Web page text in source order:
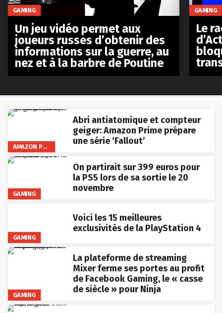
AMAZON PRIME VIDEO
Abri antiatomique et compteur
geiger: Amazon Prime prépare
une série ‘Fallout’
GAMING
On partirait sur 399 euros pour
la PS5 lors de sa sortie le 20
novembre
GAMING
Voici les 15 meilleures
exclusivités de la PlayStation 4
GAMING
La plateforme de streaming
Mixer ferme ses portes au profit
de Facebook Gaming, le « casse
de siècle » pour Ninja
GAMING
Un jeu vidéo permet aux
joueurs russes d’obtenir des
informations sur la guerre, au
nez et à la barbre de Poutine
GAMING
Le